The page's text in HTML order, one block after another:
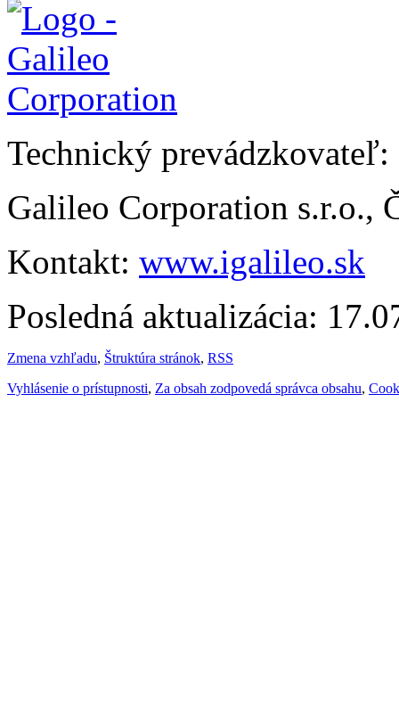
Technický prevádzkovateľ:
Galileo Corporation s.r.o.,
Kontakt: www.igalileo.sk
Posledná aktualizácia:
Zmena vzhľadu, Štruktúra stránok, RSS
Vyhlásenie o prístupnosti, Za obsah zodpovedá správca obsahu,